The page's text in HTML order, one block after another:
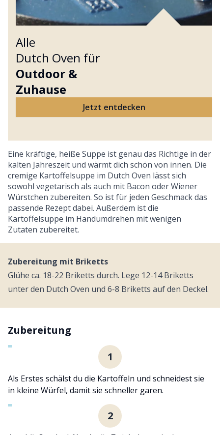
Alle
Dutch Oven für
Outdoor &
Zuhause
Jetzt entdecken
Eine kräftige, heiße Suppe ist genau das Richtige in der
kalten Jahreszeit und wärmt dich schön von innen. Die
cremige Kartoffelsuppe im Dutch Oven lässt sich
sowohl vegetarisch als auch mit Bacon oder Wiener
Würstchen zubereiten. So ist für jeden Geschmack das
passende Rezept dabei. Außerdem ist die
Kartoffelsuppe im Handumdrehen mit wenigen
Zutaten zubereitet.
Zubereitung mit Briketts
Glühe ca. 18-22 Briketts durch. Lege 12-14 Briketts
unter den Dutch Oven und 6-8 Briketts auf den Deckel.
Zubereitung
1
Als Erstes schälst du die Kartoffeln und schneidest sie
in kleine Würfel, damit sie schneller garen.
2